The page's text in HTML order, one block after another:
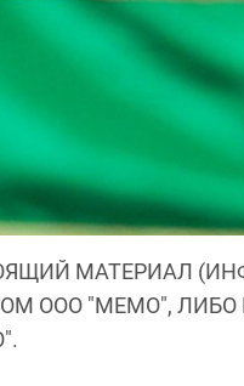
МАТЕРИАЛ
ООО "МЕМО", ЛИБО